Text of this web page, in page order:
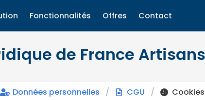
Fonctionnalités Offres Contact
de France
Données personnelles CGU Cookies